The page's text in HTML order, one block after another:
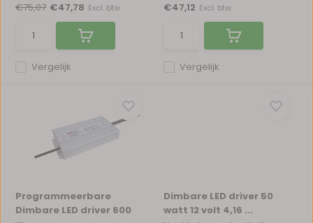
Vergelijk
€75,07 €47,78 Excl. btw
Vergelijk
€47,12 Excl. btw
Programmeerbare
Dimbare LED driver 600
Dimbare LED driver 50
watt 12 volt 4,16 ...